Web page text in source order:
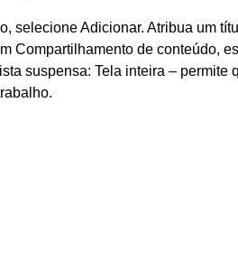
selecione Adicionar. Atribua um
Compartilhamento de conteúdo,
suspensa: Tela inteira – permite